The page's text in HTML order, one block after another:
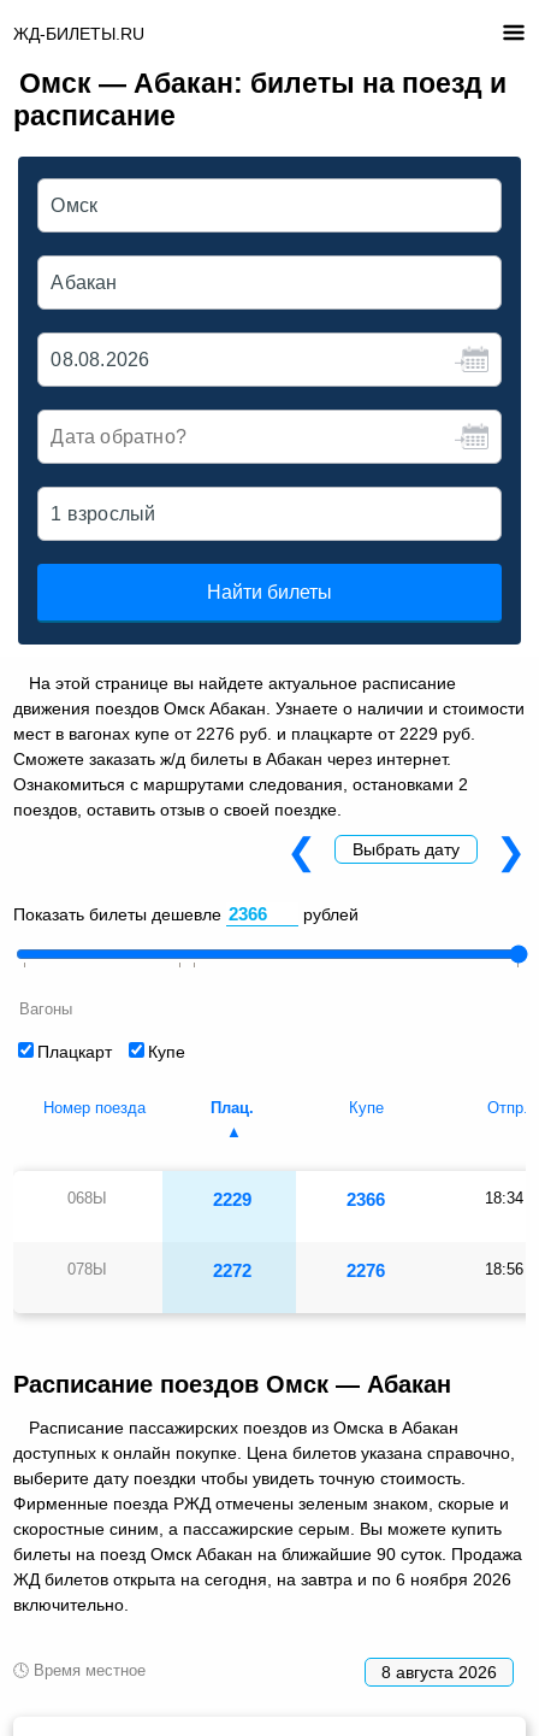
ЖД-БИЛЕТЫ.RU
Омск — Абакан: билеты на поезд и
расписание
Найти билеты
На этой странице вы найдете актуальное расписание
движения поездов Омск Абакан. Узнаете о наличии и стоимости
мест в вагонах купе от 2276 руб. и плацкарте от 2229 руб.
Сможете заказать ж/д билеты в Абакан через интернет.
Ознакомиться с маршрутами следования, остановками 2
поездов, оставить отзыв о своей поездке.
Показать билеты дешевле рублей
Вагоны
Плацкарт Купе
❮ Выбрать дату ❯
Номер поезда Плац. Купе Отпр.
068Ы 2229 2366 18:34
078Ы 2272 2276 18:56
Расписание поездов Омск — Абакан
Расписание пассажирских поездов из Омска в Абакан
доступных к онлайн покупке. Цена билетов указана справочно,
выберите дату поездки чтобы увидеть точную стоимость.
Фирменные поезда РЖД отмечены зеленым знаком, скорые и
скоростные синим, а пассажирские серым. Вы можете купить
билеты на поезд Омск Абакан на ближайшие 90 суток. Продажа
ЖД билетов открыта на сегодня, на завтра и по 6 ноября 2026
включительно.
🕓 Время местное 8 августа 2026